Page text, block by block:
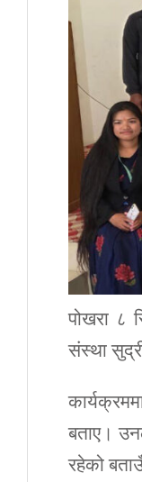
पोखरा ८
संस्था
बताए।
रहेको